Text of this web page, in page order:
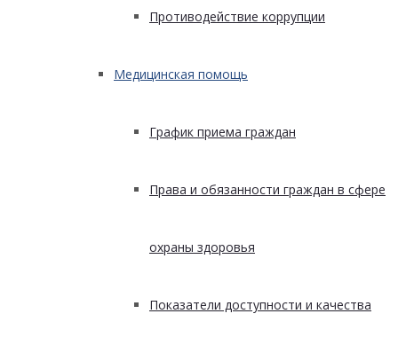
Противодействие коррупции
Медицинская помощь
График приема граждан
Права и обязанности граждан в сфере
охраны здоровья
Показатели доступности и качества